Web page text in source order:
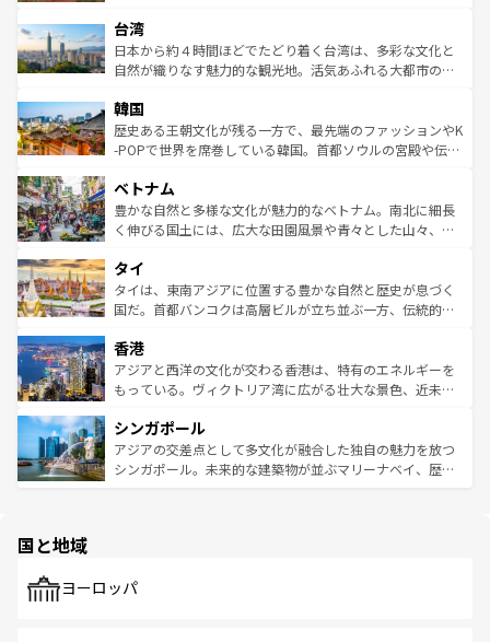
ならではの贅沢な旅のスタイルだ。 なお、新着のアメリカ
情報はコンテンツ一覧を参照してほしい。
れるおもてなしの心で訪れる人々を迎えてくれるハワイの
人々、おいしいローカルフードやハワイアンミュージッ
ク、伝統的なフラダンスなど、すべてがハワイの魅力を彩
ワイを、存分に味わってほしい。 なお、新着のハワイ情報
はコンテンツ一覧を参照してほしい。
リアリーフや大陸中央部にそびえるウルル（エアーズロッ
ク）、タスマニアの美しい原生林やケアンズの熱帯雨林な
ど、見どころがたくさん。また、カフェやワイン、オージ
いる。アクティビティも充実しており、サーフィンやダイ
ビング、ハイキングなど、アウトドア好きにはたまらな
い。オーストラリアの多彩な魅力を存分に味わいつくそ
参照してほしい。
台湾
日本から約４時間ほどでたどり着く台湾は、多彩な文化と
自然が織りなす魅力的な観光地。活気あふれる大都市の台
ン）、静ひつな山岳地帯である台湾東部など、都市の喧騒
と山間の静けさが共存しており、訪れる人に新しい発見と
驚きをもたらしてくれる。また、奥深い台湾の食文化も魅
容にもいいと評判のスイーツなど、バラエティ豊かな料理
が味わえる。 なお、新着の台湾情報は コンテンツ一覧を参
照してほしい。
韓国
歴史ある王朝文化が残る一方で、最先端のファッションやK
-POPで世界を席巻している韓国。首都ソウルの宮殿や伝統
き、地方に足を延ばせば四季折々の自然美を楽しむことが
できる。そして、キムチや焼肉、絶品のストリートフード
まで、さまざまな韓国料理が待っている。夜には、韓国な
リティに包まれながら、韓国の多彩な魅力を心ゆくまで味
わってみてほしい。 なお、新着の韓国情報はコンテンツ一
覧を参照してほしい。
ベトナム
豊かな自然と多様な文化が魅力的なベトナム。南北に細長
く伸びる国土には、広大な田園風景や青々とした山々、世
急速な発展と共に伝統が息づく。ハノイの古い町並みやホ
ーチミン市のフランス統治時代の建物も、独特の雰囲気を
醸し出している。また、バラエティの豊かさとおいしさで
とつ。フォーやバインミー、ベトナムコーヒーなどは、ぜ
ひ現地で味わいたい。どの地域を訪れてもあたたかい人々
が旅行者を迎えてくれるので、きっと忘れられない旅にな
参照してほしい。
タイ
タイは、東南アジアに位置する豊かな自然と歴史が息づく
国だ。首都バンコクは高層ビルが立ち並ぶ一方、伝統的な
の活気が交差している。北部ではチェンマイなどの山岳地
帯で自然と触れ合い、南部ではプーケットやクラビの美し
いビーチでリゾート気分を楽しむことができる。タイ料理
激する。気候は一年中温暖で、どの季節にも異なる楽しみ
が待っている。親しみやすいタイの人々、仏教を中心とし
た文化、そして多様な観光資源が、訪れる旅人を魅了し続
香港
アジアと西洋の文化が交わる香港は、特有のエネルギーを
もっている。ヴィクトリア湾に広がる壮大な景色、近未来
み、どこを訪れても感動するはず。観光スポットが密集し
ており、効率よく見どころを回れるのも魅力。息をのむよ
うな絶景から文化的な体験まで、香港を存分に楽しみ尽く
シンガポール
アジアの交差点として多文化が融合した独自の魅力を放つ
シンガポール。未来的な建築物が並ぶマリーナベイ、歴史
で、ホーカーズは地元の風情を楽しめる外せないスポット
国と地域
ヨーロッパ